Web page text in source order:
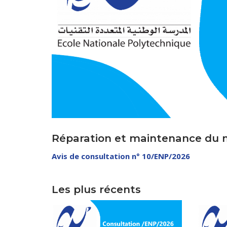
Direction
Direction
Sous-
Centre des
Réparation et maintenance du
Avis de consultation n° 10/ENP/2026
Les plus récents